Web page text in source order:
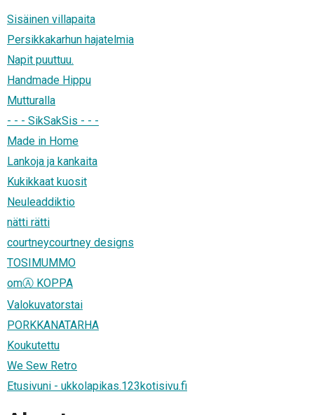
Sisäinen villapaita
Persikkakarhun hajatelmia
Napit puuttuu.
Handmade Hippu
Mutturalla
- - - SikSakSis - - -
Made in Home
Lankoja ja kankaita
Kukikkaat kuosit
Neuleaddiktio
nätti rätti
courtneycourtney designs
TOSIMUMMO
omⒶ KOPPA
Valokuvatorstai
PORKKANATARHA
Koukutettu
We Sew Retro
Etusivuni - ukkolapikas.123kotisivu.fi